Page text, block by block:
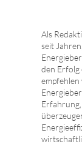
Als
seit
den Erfolg